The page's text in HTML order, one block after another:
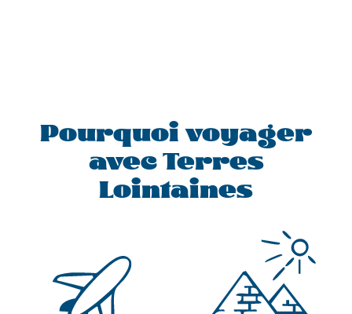
Pourquoi voyager
avec Terres
Lointaines